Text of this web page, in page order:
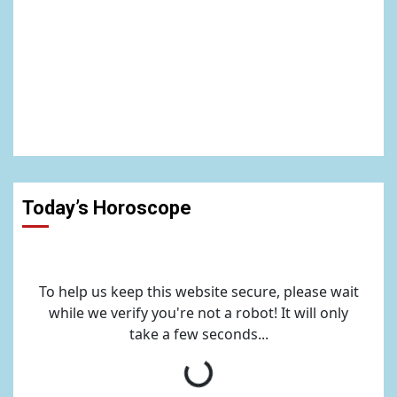
Today’s Horoscope